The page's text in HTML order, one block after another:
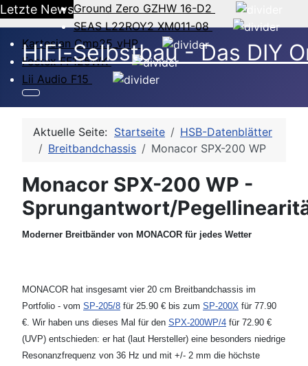
Letzte NewsGround Zero GZHW 16-D2
SEAS L22ROY2 XM011-08
Kartesian Cmp25_vHP
Fostex FF125WK
Lii Audio F15
HiFi-Selbstbau - Das DIY
Aktuelle Seite: Startseite
HSB-Datenblätter
Breitbandchassis
Monacor SPX-200 WP
Monacor SPX-200 WP -
Sprungantwort/
Moderner Breitbänder von MONACOR für jedes Wetter
MONACOR hat insgesamt vier 20 cm Breitbandchassis im
Portfolio - vom SP-205/8 für 25.90 € bis zum SP-200X für 77.90
€. Wir haben uns dieses Mal für den SPX-200WP/4 für 72.90 €
(UVP) entschieden: er hat (laut Hersteller) eine besonders niedrige
Resonanzfrequenz von 36 Hz und mit +/- 2 mm die höchste